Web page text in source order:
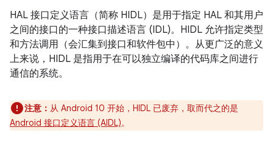
HAL 接口定义语言（简称 HIDL）是用于指定 HAL 和其用户
之间的接口的一种接口描述语言 (IDL)。HIDL 允许指定类型
和方法调用（会汇集到接口和软件包中）。从更广泛的意义
上来说，HIDL 是指用于在可以独立编译的代码库之间进行
通信的系统。
注意： 从 Android 10 开始，HIDL 已废弃，取而代之的是
Android 接口定义语言 (AIDL)。